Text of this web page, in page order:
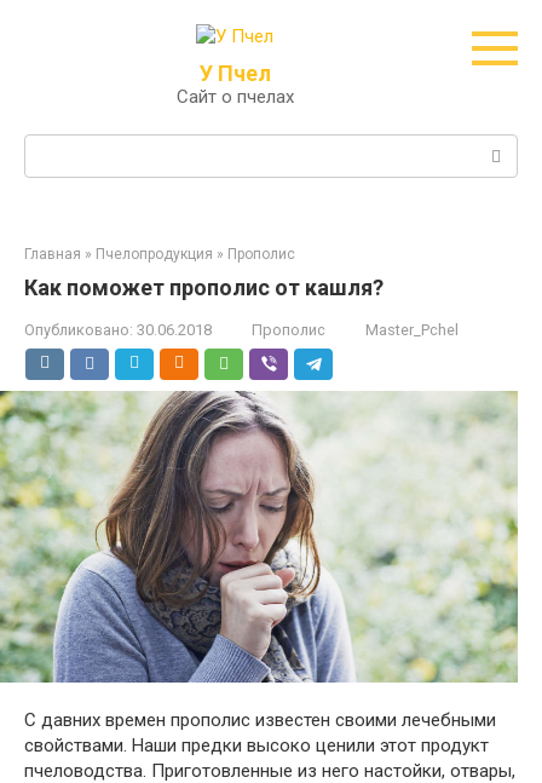
У Пчел
Сайт о пчелах
Главная » Пчелопродукция » Прополис
Как поможет прополис от кашля?
Опубликовано: 30.06.2018 Прополис Master_Pchel
С давних времен прополис известен своими лечебными
свойствами. Наши предки высоко ценили этот продукт
пчеловодства. Приготовленные из него настойки, отвары,